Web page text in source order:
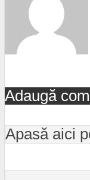
Adaugă
Apasă aici